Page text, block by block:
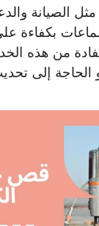
مثل الصيانة
بكفاءة
من هذه
إلى